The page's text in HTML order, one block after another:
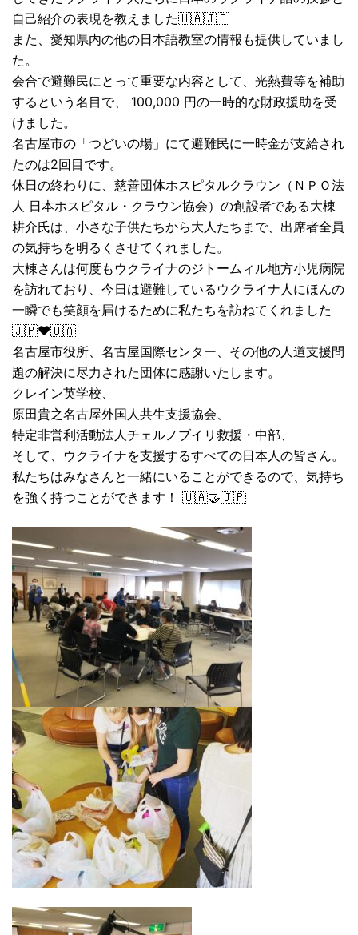
自己紹介の表現を教えました🇺🇦🇯🇵
また、愛知県内の他の日本語教室の情報も提供していまし
た。
会合で避難民にとって重要な内容として、光熱費等を補助
するという名目で、 100,000 円の一時的な財政援助を受
けました。
名古屋市の「つどいの場」にて避難民に一時金が支給され
たのは2回目です。
休日の終わりに、慈善団体ホスピタルクラウン（ＮＰＯ法
人 日本ホスピタル・クラウン協会）の創設者である大棟
耕介氏は、小さな子供たちから大人たちまで、出席者全員
の気持ちを明るくさせてくれました。
大棟さんは何度もウクライナのジトームィル地方小児病院
を訪れており、今日は避難しているウクライナ人にほんの
一瞬でも笑顔を届けるために私たちを訪ねてくれました
🇯🇵❤️🇺🇦
名古屋市役所、名古屋国際センター、その他の人道支援問
題の解決に尽力された団体に感謝いたします。
クレイン英学校、
原田貴之名古屋外国人共生支援協会、
特定非営利活動法人チェルノブイリ救援・中部、
そして、ウクライナを支援するすべての日本人の皆さん。
私たちはみなさんと一緒にいることができるので、気持ち
を強く持つことができます！ 🇺🇦🤝🇯🇵